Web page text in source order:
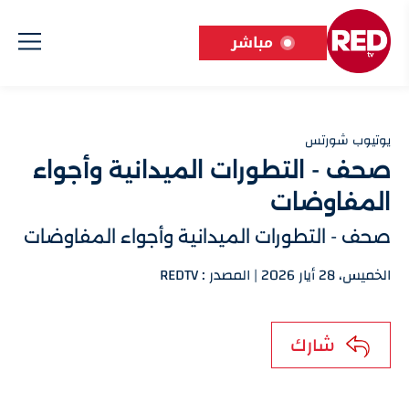
مباشر
يوتيوب شورتس
صحف - التطورات الميدانية وأجواء
المفاوضات
صحف - التطورات الميدانية وأجواء المفاوضات
الخميس، 28 أيار 2026 | المصدر : REDTV
شارك